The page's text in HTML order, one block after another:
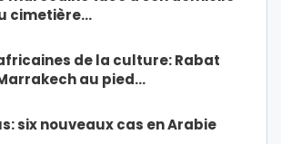
cimetière…
de la culture: Rabat
au pied…
six nouveaux cas en Arabie